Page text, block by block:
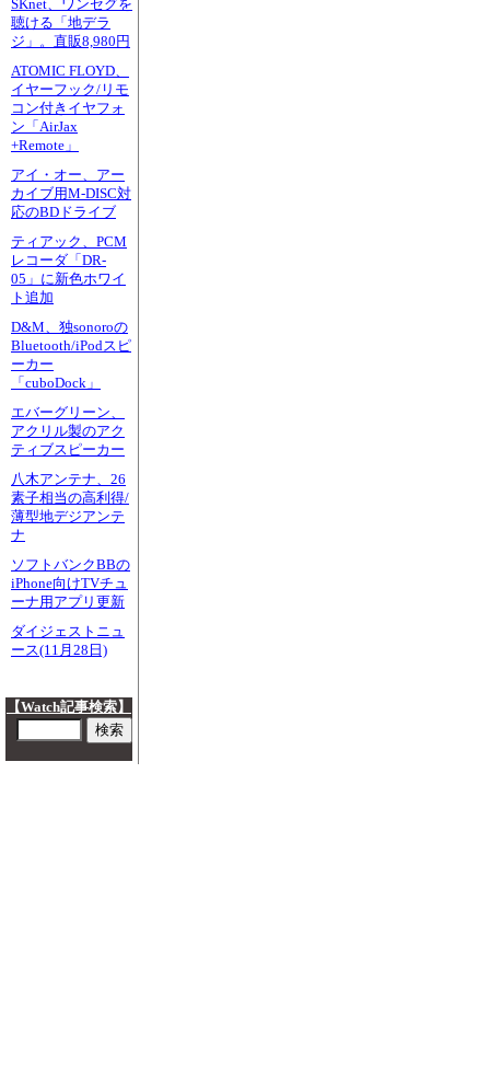
SKnet、ワンセグを
聴ける「地デラ
ジ」。直販8,980円
ATOMIC FLOYD、
イヤーフック/リモ
コン付きイヤフォ
ン「AirJax
+Remote」
アイ・オー、アー
カイブ用M-DISC対
応のBDドライブ
ティアック、PCM
レコーダ「DR-
05」に新色ホワイ
ト追加
D&M、独sonoroの
Bluetooth/iPodスピ
ーカー
「cuboDock」
エバーグリーン、
アクリル製のアク
ティブスピーカー
八木アンテナ、26
素子相当の高利得/
薄型地デジアンテ
ナ
ソフトバンクBBの
iPhone向けTVチュ
ーナ用アプリ更新
ダイジェストニュ
ース(11月28日)
【Watch記事検索】